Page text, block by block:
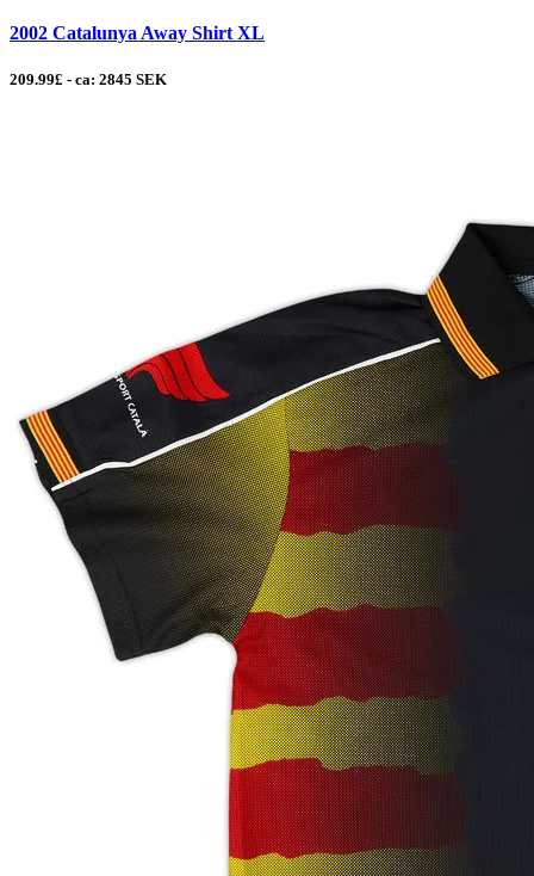
2002 Catalunya Away Shirt XL
209.99£ - ca: 2845 SEK